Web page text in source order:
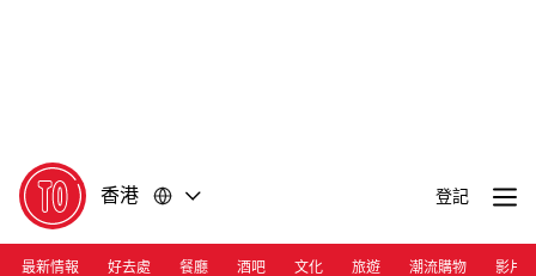
香港 登記
最新情報 好去處 餐廳 酒吧 文化 旅遊 潮流購物 影片